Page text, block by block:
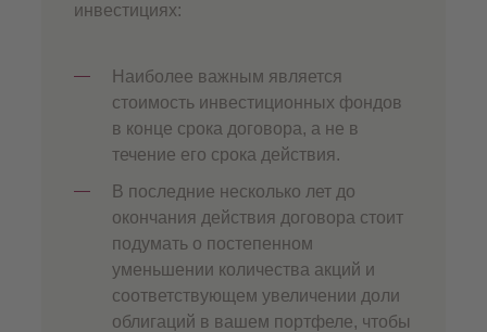
инвестициях:
Наиболее важным является
стоимость инвестиционных фондов
в конце срока договора, а не в
течение его срока действия.
В последние несколько лет до
окончания действия договора стоит
подумать о постепенном
уменьшении количества акций и
соответствующем увеличении доли
облигаций в вашем портфеле, чтобы